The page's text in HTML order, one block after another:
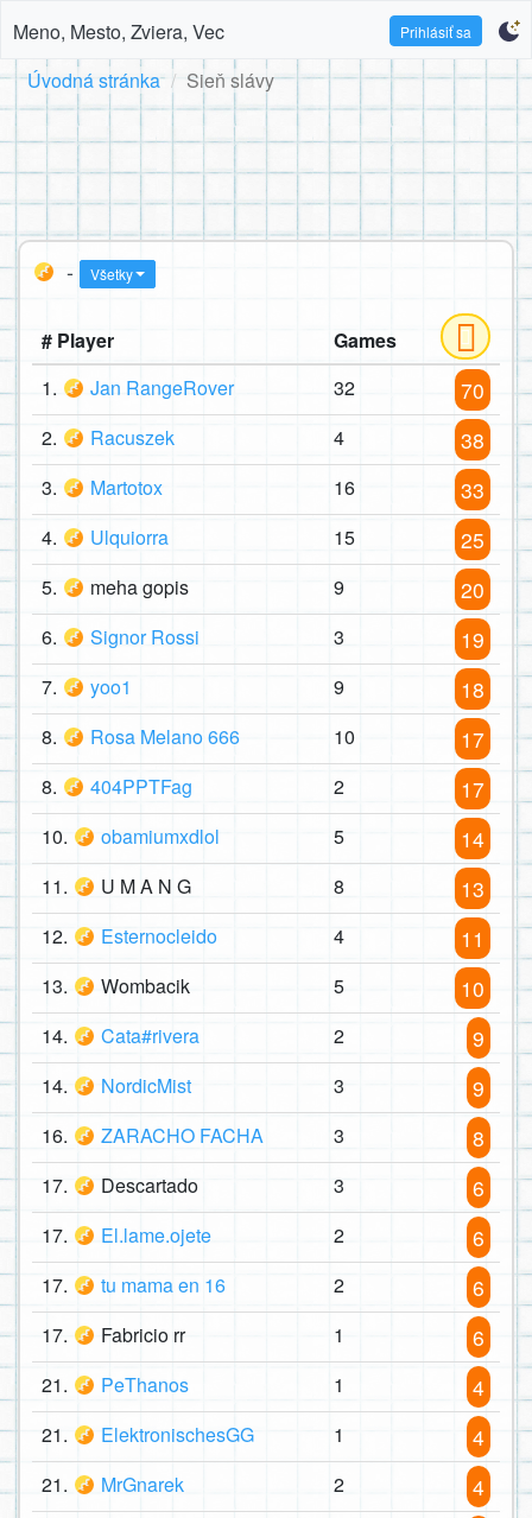
Meno, Mesto, Zviera, Vec Prihlásiť sa
Úvodná stránka Sieň slávy
- Všetky
# Player
Games
1.
Jan RangeRover 32 70
2. Racuszek 4 38
3. Martotox 16 33
4. Ulquiorra 15 25
5. meha gopis 9 20
6. Signor Rossi 3 19
7. yoo1 9 18
8. Rosa Melano 666 10 17
8. 404PPTFag 2 17
10. obamiumxdlol 5 14
11. U M A N G 8 13
12. Esternocleido 4 11
13. Wombacik 5 10
14. Cata#rivera 2 9
14. NordicMist 3 9
16. ZARACHO FACHA 3 8
17. Descartado 3 6
17. El.lame.ojete 2 6
17. tu mama en 16 2 6
17. Fabricio rr 1 6
21. PeThanos 1 4
21. ElektronischesGG 1 4
21. MrGnarek 2 4